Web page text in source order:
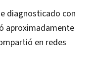
diagnosticado con
aproximadamente
en redes